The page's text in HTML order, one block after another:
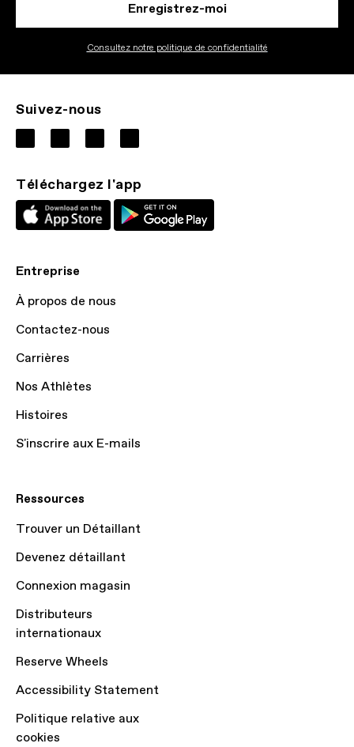
Enregistrez-moi
Consultez notre politique de confidentialité
Suivez-nous
Téléchargez l'app
Entreprise
À propos de nous
Contactez-nous
Carrières
Nos Athlètes
Histoires
S'inscrire aux E-mails
Ressources
Trouver un Détaillant
Devenez détaillant
Connexion magasin
Distributeurs
internationaux
Reserve Wheels
Accessibility Statement
Politique relative aux
cookies